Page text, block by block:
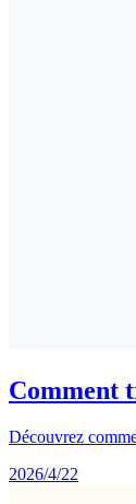
Comment
Découvrez
2026/4/22